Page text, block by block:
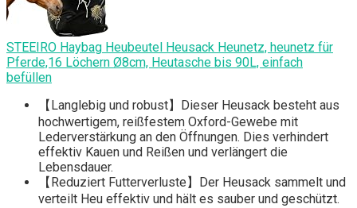
STEEIRO Haybag Heubeutel Heusack Heunetz, heunetz für
Pferde,16 Löchern Ø8cm, Heutasche bis 90L, einfach
befüllen
【Langlebig und robust】Dieser Heusack besteht aus
hochwertigem, reißfestem Oxford-Gewebe mit
Lederverstärkung an den Öffnungen. Dies verhindert
effektiv Kauen und Reißen und verlängert die
Lebensdauer.
【Reduziert Futterverluste】Der Heusack sammelt und
verteilt Heu effektiv und hält es sauber und geschützt.